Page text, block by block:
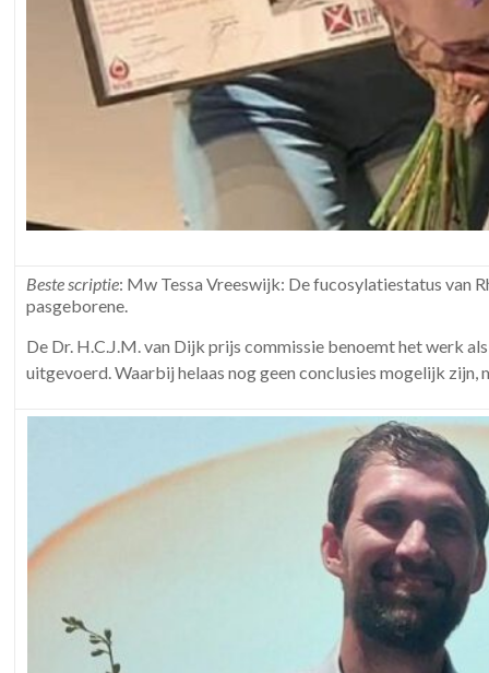
Beste scriptie: Mw Tessa Vreeswijk: De fucosylatiestatus van
pasgeborene.
De Dr. H.C.J.M. van Dijk prijs commissie benoemt het werk
uitgevoerd. Waarbij helaas nog geen conclusies mogelijk zijn,